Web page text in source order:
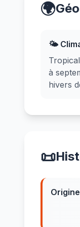
🌍
🌤️
à
hivers
📜